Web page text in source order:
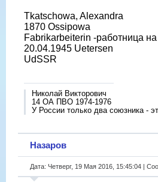
Tkatschowa, Alexandra
1870 Ossipowa
Fabrikarbeiterin -работница
20.04.1945 Uetersen
UdSSR
Николай Викторович
14 ОА ПВО 1974-1976
У России только два союзника -
Назаров
Дата: Четверг, 19 Мая 2016, 15:45:04 |